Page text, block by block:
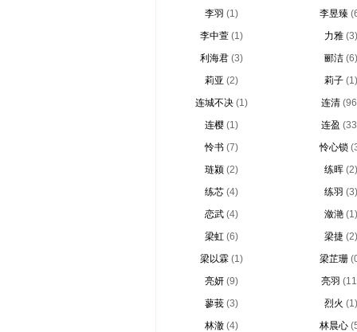
李羽 (1) 李昱臻
李中萱 (1) 力雅 (3)
利海君 (3) 郦洁 (6)
莉亚 (2) 莉子 (1)
连城不决 (1) 连清
连樱 (1) 连盈
怜书 (7) 怜心锁
琏颍 (2) 练晖 (2)
练芯 (4) 练羽 (3)
恋武 (4) 潋滟 (1)
梁虹 (6) 梁捷 (2)
梁以霖 (1) 梁芷珊
亮妍 (9) 亮羽
蓼莪 (3) 烈火 (1)
林澈 (4) 林晨心